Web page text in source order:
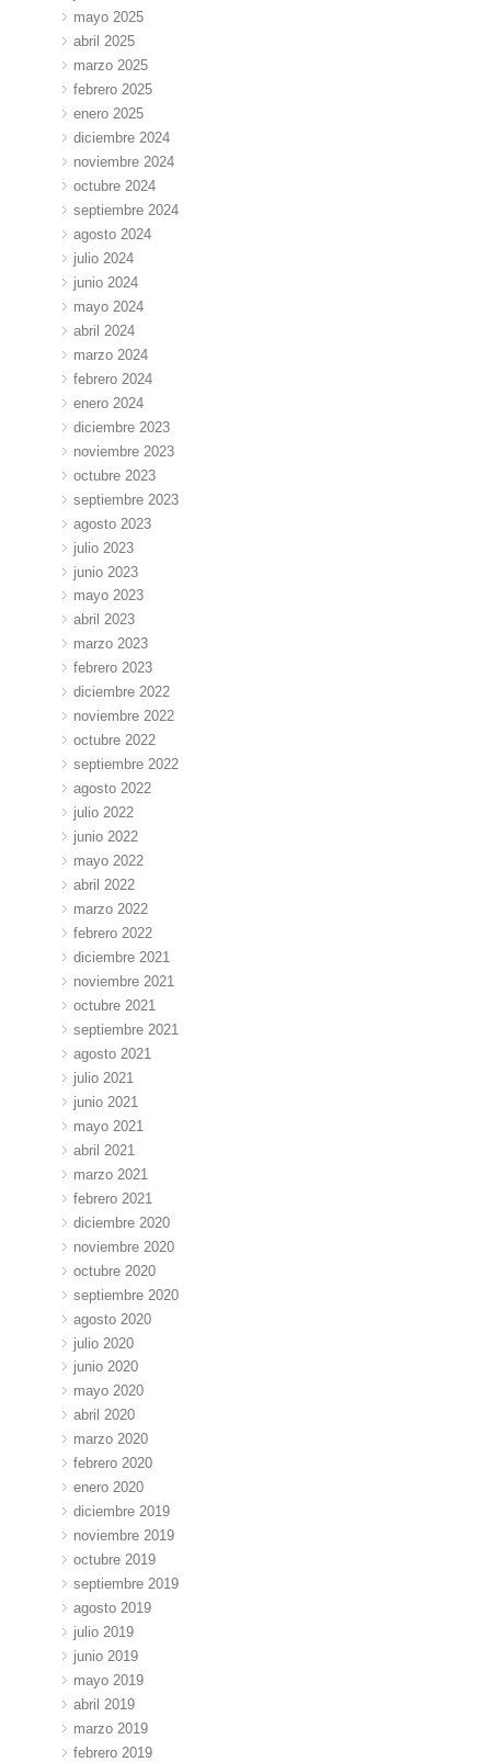
mayo 2025
abril 2025
marzo 2025
febrero 2025
enero 2025
diciembre 2024
noviembre 2024
octubre 2024
septiembre 2024
agosto 2024
julio 2024
junio 2024
mayo 2024
abril 2024
marzo 2024
febrero 2024
enero 2024
diciembre 2023
noviembre 2023
octubre 2023
septiembre 2023
agosto 2023
julio 2023
junio 2023
mayo 2023
abril 2023
marzo 2023
febrero 2023
diciembre 2022
noviembre 2022
octubre 2022
septiembre 2022
agosto 2022
julio 2022
junio 2022
mayo 2022
abril 2022
marzo 2022
febrero 2022
diciembre 2021
noviembre 2021
octubre 2021
septiembre 2021
agosto 2021
julio 2021
junio 2021
mayo 2021
abril 2021
marzo 2021
febrero 2021
diciembre 2020
noviembre 2020
octubre 2020
septiembre 2020
agosto 2020
julio 2020
junio 2020
mayo 2020
abril 2020
marzo 2020
febrero 2020
enero 2020
diciembre 2019
noviembre 2019
octubre 2019
septiembre 2019
agosto 2019
julio 2019
junio 2019
mayo 2019
abril 2019
marzo 2019
febrero 2019